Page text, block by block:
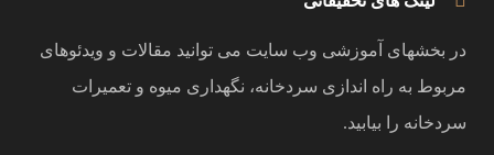
در بخشهای آموزشی وب سایت می توانید مقالات و ویدئوهای
مربوط به راه اندازی سردخانه، نگهداری میوه و تعمیرات
سردخانه را بیابید.